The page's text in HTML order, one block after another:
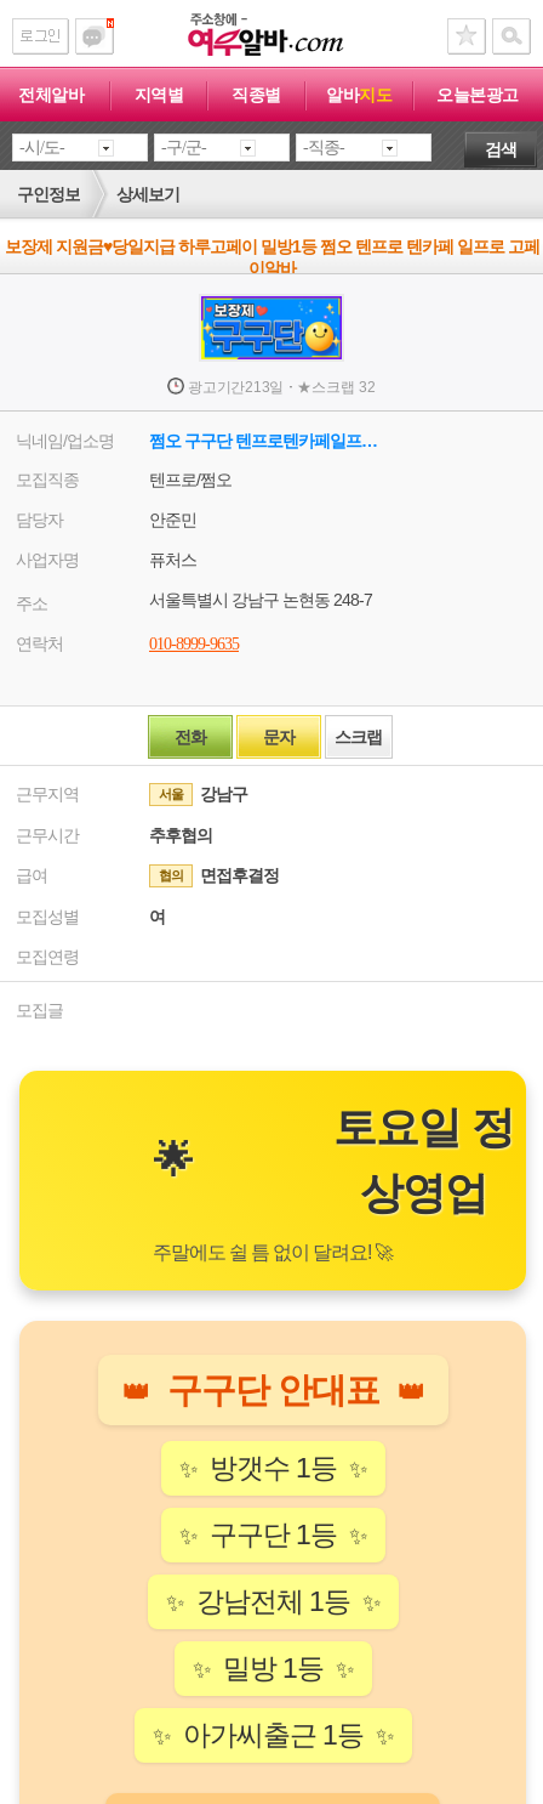
전체알바 지역별 직종별 알바지도 오늘본광고
검색
구인정보 상세보기
보장제 지원금♥당일지급 하루고페이 밀방1등 쩜오 텐프로 텐카페 일프로 고페
이알바
광고기간213일 · ★스크랩 32
닉네임/업소명
쩜오 구구단 텐프로텐카페일프로 안대표
모집직종
텐프로/쩜오
담당자 안준민
사업자명 퓨처스
주소 서울특별시 강남구 논현동 248-7
연락처 010-8999-9635
전화 문자 스크랩
근무지역 서울 강남구
근무시간 추후협의
급여 협의 면접후결정
모집성별 여
모집연령
모집글
🌟
토요일 정
상영업
주말에도 쉴 틈 없이 달려요! 🚀
👑 구구단 안대표 👑
✨ 방갯수 1등 ✨
✨ 구구단 1등 ✨
✨ 강남전체 1등 ✨
✨ 밀방 1등 ✨
✨ 아가씨출근 1등 ✨